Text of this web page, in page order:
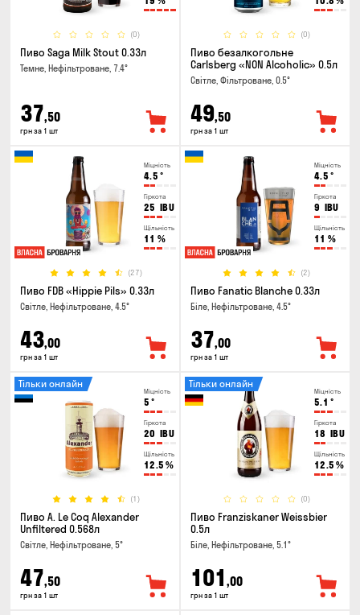
(0)
Пиво Saga Milk Stout 0.33л
Темне, Нефільтроване, 7.4°
37,50
грн за 1 шт
(0)
Пиво безалкогольне
Carlsberg «NON Alcoholic» 0.5л
Світле, Фільтроване, 0.5°
49,50
грн за 1 шт
Міцність
4.5 °
Гіркота
25 IBU
Щільність
11 %
(27)
Пиво FDB «Hippie Pils» 0.33л
Світле, Нефільтроване, 4.5°
43,00
грн за 1 шт
Міцність
4.5 °
Гіркота
9 IBU
Щільність
11 %
(2)
Пиво Fanatic Blanche 0.33л
Біле, Нефільтроване, 4.5°
37,00
грн за 1 шт
Міцність
5 °
Гіркота
20 IBU
Щільність
12.5 %
(1)
Тільки онлайн
Пиво A. Le Coq Alexander
Unfiltered 0.568л
Світле, Нефільтроване, 5°
47,50
грн за 1 шт
Міцність
5.1 °
Гіркота
18 IBU
Щільність
12.5 %
(0)
Тільки онлайн
Пиво Franziskaner Weissbier
0.5л
Біле, Нефільтроване, 5.1°
101 ,00
грн за 1 шт